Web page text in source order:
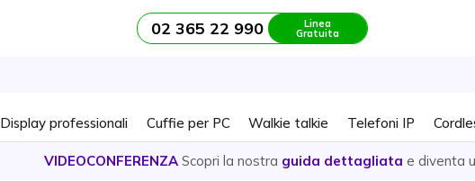
02 365 22 990 Linea
Gratuita
Display professionali Cuffie per PC Walkie talkie Telefoni IP
VIDEOCONFERENZA Scopri la nostra guida dettagliata e diventa